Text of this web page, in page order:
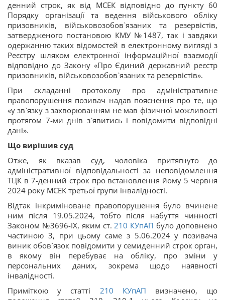
денний строк, як від МСЕК відповідно до пункту 60
Порядку організації та ведення військового обліку
призовників, військовозобов`язаних та резервістів,
затвердженого постановою КМУ №1487, так і завдяки
одержанню таких відомостей в електронному вигляді з
Реєстру шляхом електронної інформаційної взаємодії
відповідно до Закону «Про Єдиний державний реєстр
призовників, військовозобов`язаних та резервістів».
При складанні протоколу про адміністративне
правопорушення позивач надав пояснення про те, що
«у зв`язку з захворюванням не мав фізичної можливості
протягом 7-ми днів з`явитись і повідомити відповідні
дані».
Що вирішив суд
Отже, як вказав суд, чоловіка притягнуто до
адміністративної відповідальності за неповідомлення
ТЦК в 7-денний строк про встановлення йому 5 червня
2024 року МСЕК третьої групи інвалідності.
Відтак інкриміноване правопорушення було вчинене
ним після 19.05.2024, тобто після набуття чинності
Законом №3696-ІХ, яким ст. 210 КУпАП було доповнено
частиною 3, при цьому саме з 5.06.2024 у позивача
виник обов`язок повідомити у семиденний строк орган,
в якому він перебуває на обліку, про зміни у
персональних даних, зокрема щодо наявності
інвалідності.
Приміткою у статті 210 КУпАП визначено, що